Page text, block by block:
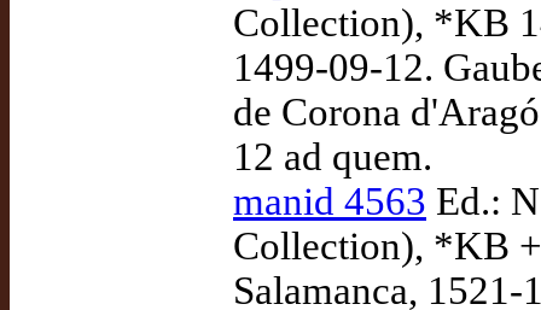
Collection), *KB
1499-09-12.
de Corona
12 ad quem.
manid 4563 Ed.:
Collection), *KB +
Salamanca,